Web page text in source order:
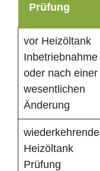
Prüfung
vor Heizöltank
Inbetriebnahme
oder nach einer
wesentlichen
Änderung
wiederkehrende
Heizöltank
Prüfung